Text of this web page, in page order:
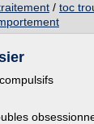
/ toc